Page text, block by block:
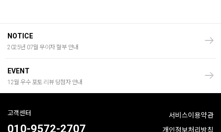
NOTICE
2025년 07월 무이자 할부 안내
EVENT
12월 우수 포토 리뷰 당첨자 안내
고객센터
010-9572-2707
서비스이용약관
개인정보처리방침